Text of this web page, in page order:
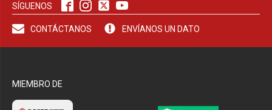
SÍGUENOS
CONTÁCTANOS ENVÍANOS UN DATO
MIEMBRO DE